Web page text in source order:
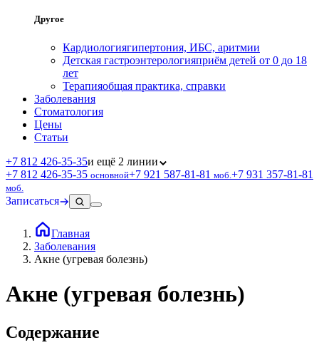
Другое
Кардиологиягипертония, ИБС, аритмии
Детская гастроэнтерологияприём детей от 0 до 18
лет
Терапияобщая практика, справки
Заболевания
Стоматология
Цены
Статьи
+7 812 426‑35‑35и ещё 2 линии
+7 812 426‑35‑35 основной+7 921 587‑81‑81 моб. +7 931 357‑81‑81
моб.
Записаться
Главная
Заболевания
Акне (угревая болезнь)
Акне (угревая болезнь)
Содержание